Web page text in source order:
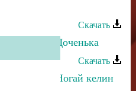
дуасы
Скачать
Ярикова - Доченька
Скачать
Ярикова - Ногай келин